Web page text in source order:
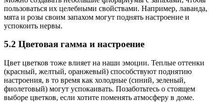
пользоваться их целебными свойствами. Например, лаванда,
мята и розы своим запахом могут поднять настроение и
успокоить нервы.
5.2 Цветовая гамма и настроение
Цвет цветков тоже влияет на наши эмоции. Теплые оттенки
(красный, желтый, оранжевый) способствуют поднятию
настроения, в то время как холодные (синий, зеленый,
фиолетовый) могут успокаивать. Позаботьтесь о стоящем
выборе цветков, если хотите поменять атмосферу в доме.